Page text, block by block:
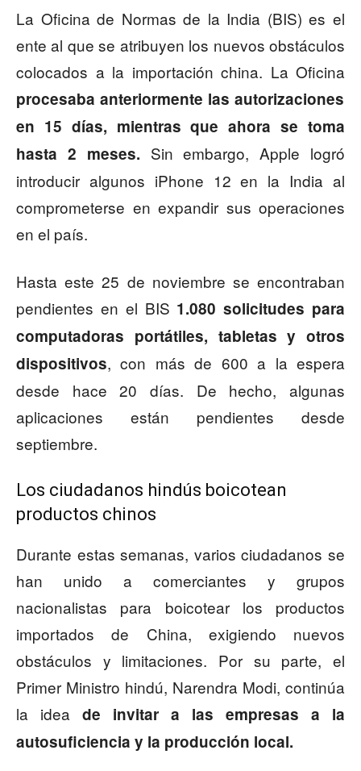
La Oficina de Normas de la India (BIS) es el
ente al que se atribuyen los nuevos obstáculos
colocados a la importación china. La Oficina
procesaba anteriormente las autorizaciones
en 15 días, mientras que ahora se toma
hasta 2 meses. Sin embargo, Apple logró
introducir algunos iPhone 12 en la India al
comprometerse en expandir sus operaciones
en el país.
Hasta este 25 de noviembre se encontraban
pendientes en el BIS 1.080 solicitudes para
computadoras portátiles, tabletas y otros
dispositivos, con más de 600 a la espera
desde hace 20 días. De hecho, algunas
aplicaciones están pendientes desde
septiembre.
Los ciudadanos hindús boicotean
productos chinos
Durante estas semanas, varios ciudadanos se
han unido a comerciantes y grupos
nacionalistas para boicotear los productos
importados de China, exigiendo nuevos
obstáculos y limitaciones. Por su parte, el
Primer Ministro hindú, Narendra Modi, continúa
la idea de invitar a las empresas a la
autosuficiencia y la producción local.